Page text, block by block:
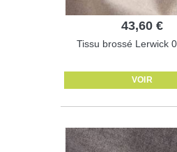
43,60 €
Tissu brossé Lerwick
VOIR